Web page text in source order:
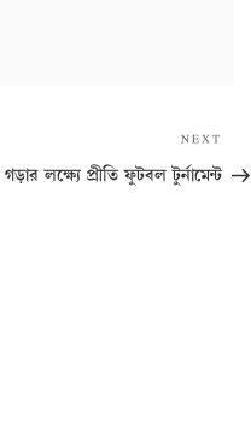
Post
NEXT
লক্ষ্যে প্রীতি ফুটবল টুর্নামেন্ট